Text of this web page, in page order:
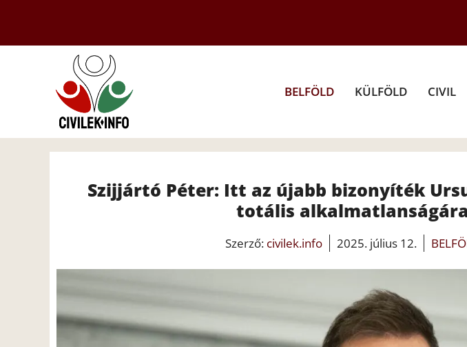
tartalomba
BELFÖLD KÜLFÖLD CIVIL
Szijjártó Péter: Itt az újabb bizonyíték
totális alkalmatlanságára
Szerző: civilek.info 2025. július 12.